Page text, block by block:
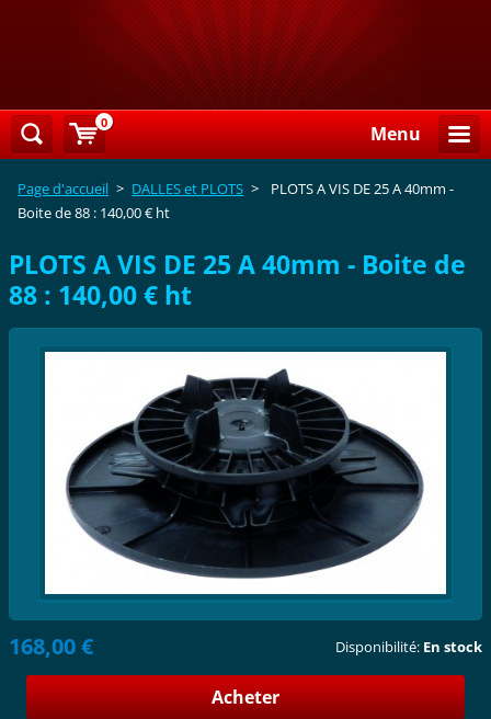
Menu
Page d'accueil > DALLES et PLOTS >
PLOTS A VIS DE 25 A 40mm -
Boite de 88 : 140,00 € ht
PLOTS A VIS DE 25 A 40mm - Boite de
88 : 140,00 € ht
Disponibilité: En stock
168,00 €
0